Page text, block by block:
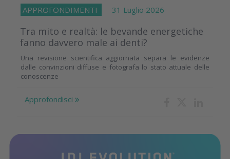
APPROFONDIMENTI 31 Luglio 2026
Tra mito e realtà: le bevande energetiche
fanno davvero male ai denti?
Una revisione scientifica aggiornata separa le evidenze
dalle convinzioni diffuse e fotografa lo stato attuale delle
conoscenze
Approfondisci